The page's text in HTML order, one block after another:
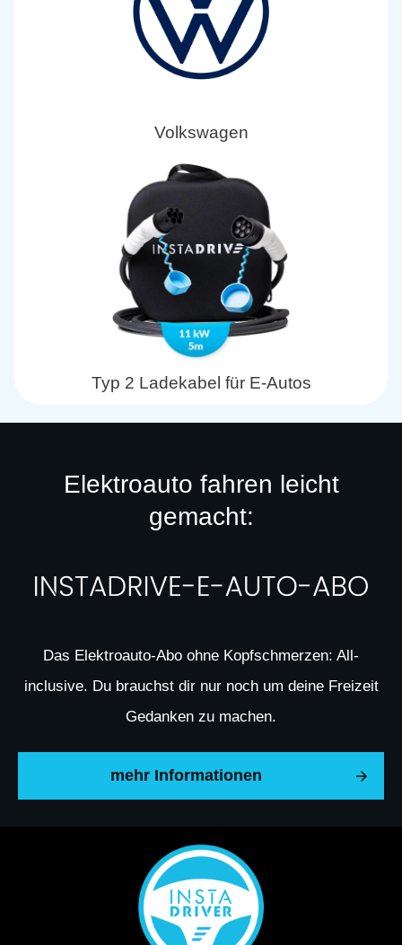
Volkswagen
Typ 2 Ladekabel für E-Autos
Elektroauto fahren leicht
gemacht:
Das Elektroauto-Abo ohne Kopfschmerzen: All-
inclusive. Du brauchst dir nur noch um deine Freizeit
Gedanken zu machen.
mehr Informationen